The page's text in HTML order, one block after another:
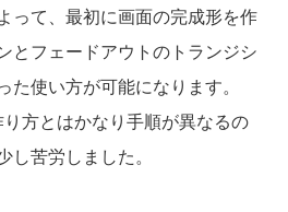
って、最初に画面の完成形を作
とフェードアウトのトランジシ
た使い方が可能になります。
方とはかなり手順が異なるの
苦労しました。